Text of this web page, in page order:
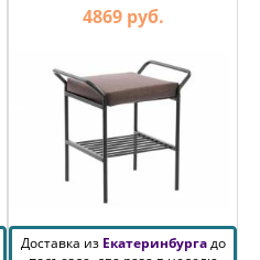
4869 руб.
Доставка из Екатеринбургадо